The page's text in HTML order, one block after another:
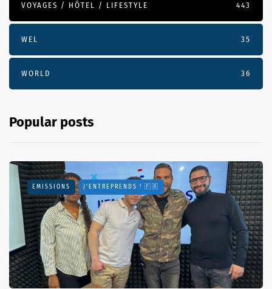
VOYAGES / HÔTEL / LIFESTYLE 443
WEL 35
WORLD 36
Popular posts
EMISSIONS J'ENTREPRENDS ! 🇫🇷